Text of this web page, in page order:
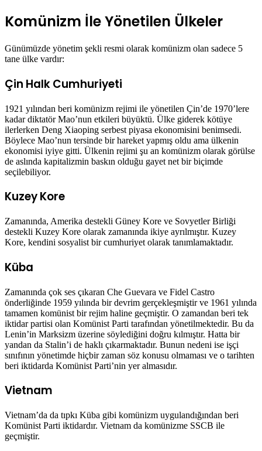
Komünizm İle Yönetilen Ülkeler
Günümüzde yönetim şekli resmi olarak komünizm olan sadece 5
tane ülke vardır:
Çin Halk Cumhuriyeti
1921 yılından beri komünizm rejimi ile yönetilen Çin’de 1970’lere
kadar diktatör Mao’nun etkileri büyüktü. Ülke giderek kötüye
ilerlerken Deng Xiaoping serbest piyasa ekonomisini benimsedi.
Böylece Mao’nun tersinde bir hareket yapmış oldu ama ülkenin
ekonomisi iyiye gitti. Ülkenin rejimi şu an komünizm olarak görülse
de aslında kapitalizmin baskın olduğu gayet net bir biçimde
seçilebiliyor.
Kuzey Kore
Zamanında, Amerika destekli Güney Kore ve Sovyetler Birliği
destekli Kuzey Kore olarak zamanında ikiye ayrılmıştır. Kuzey
Kore, kendini sosyalist bir cumhuriyet olarak tanımlamaktadır.
Küba
Zamanında çok ses çıkaran Che Guevara ve Fidel Castro
önderliğinde 1959 yılında bir devrim gerçekleşmiştir ve 1961 yılında
tamamen komünist bir rejim haline geçmiştir. O zamandan beri tek
iktidar partisi olan Komünist Parti tarafından yönetilmektedir. Bu da
Lenin’in Marksizm üzerine söylediğini doğru kılmıştır. Hatta bir
yandan da Stalin’i de haklı çıkarmaktadır. Bunun nedeni ise işçi
sınıfının yönetimde hiçbir zaman söz konusu olmaması ve o tarihten
beri iktidarda Komünist Parti’nin yer almasıdır.
Vietnam
Vietnam’da da tıpkı Küba gibi komünizm uygulandığından beri
Komünist Parti iktidardır. Vietnam da komünizme SSCB ile
geçmiştir.